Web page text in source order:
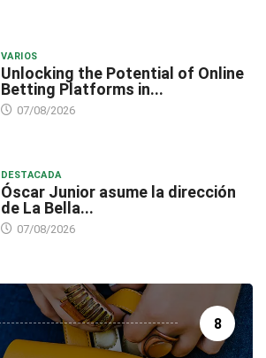
VARIOS
Unlocking the Potential of Online
Betting Platforms in...
07/08/2026
DESTACADA
Óscar Junior asume la dirección
de La Bella...
07/08/2026
8